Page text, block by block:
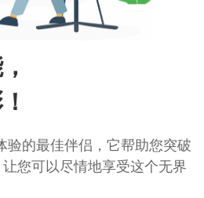
验的最佳伴侣，它帮助您突破
您可以尽情地享受这个无界